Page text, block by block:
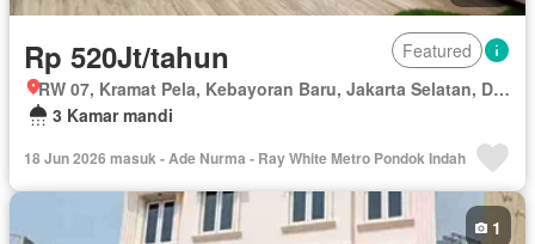
Rp 520Jt/tahun
Featured
RW 07, Kramat Pela, Kebayoran Baru, Jakarta Selatan, Daerah Khusus Ibukota Jakarta
3 Kamar mandi
18 Jun 2026 masuk - Ade Nurma - Ray White Metro Pondok Indah
1